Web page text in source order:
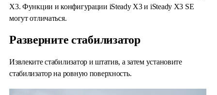
X3. Функции и конфигурации iSteady X3 и iSteady X3 SE
могут отличаться.
Разверните стабилизатор
Извлеките стабилизатор и штатив, а затем установите
стабилизатор на ровную поверхность.